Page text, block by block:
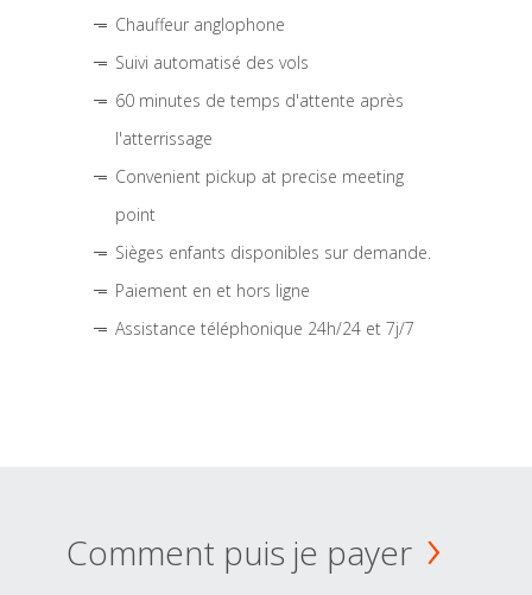
Chauffeur anglophone
Suivi automatisé des vols
60 minutes de temps d'attente après
l'atterrissage
Convenient pickup at precise meeting
point
Sièges enfants disponibles sur demande.
Paiement en et hors ligne
Assistance téléphonique 24h/24 et 7j/7
Comment puis je payer